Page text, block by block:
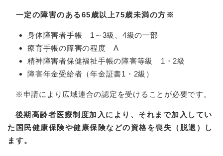
一定の障害のある65歳以上75歳未満の方※
身体障害者手帳 1～3級、4級の一部
療育手帳の障害の程度 A
精神障害者保健福祉手帳の障害等級 1・2級
障害年金受給者（年金証書1・2級）
※申請により広域連合の認定を受けることが必要です。
後期高齢者医療制度加入により、それまで加入してい
た国民健康保険や健康保険などの資格を喪失（脱退）し
ます。